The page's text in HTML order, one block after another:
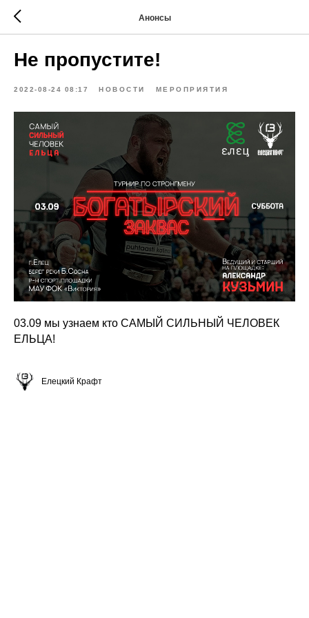
Анонсы
Не пропустите!
2022-08-24 08:17 НОВОСТИ МЕРОПРИЯТИЯ
03.09 мы узнаем кто САМЫЙ СИЛЬНЫЙ ЧЕЛОВЕК
ЕЛЬЦА!
Елецкий Крафт